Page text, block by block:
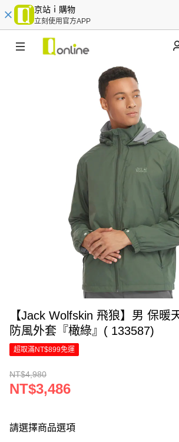
京站ｉ購物
立刻使用官方APP
【Jack Wolfskin 飛狼】男 保暖
防風外套『橄綠』( 133587)
超取滿NT$899免運
NT$4,980
NT$3,486
請選擇商品選項